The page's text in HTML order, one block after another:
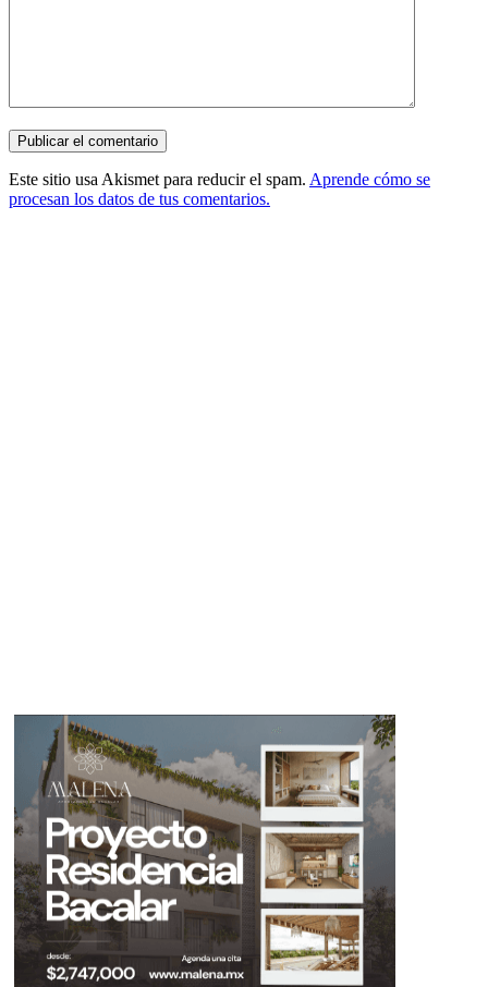
Este sitio usa Akismet para reducir el spam. Aprende cómo se
procesan los datos de tus comentarios.